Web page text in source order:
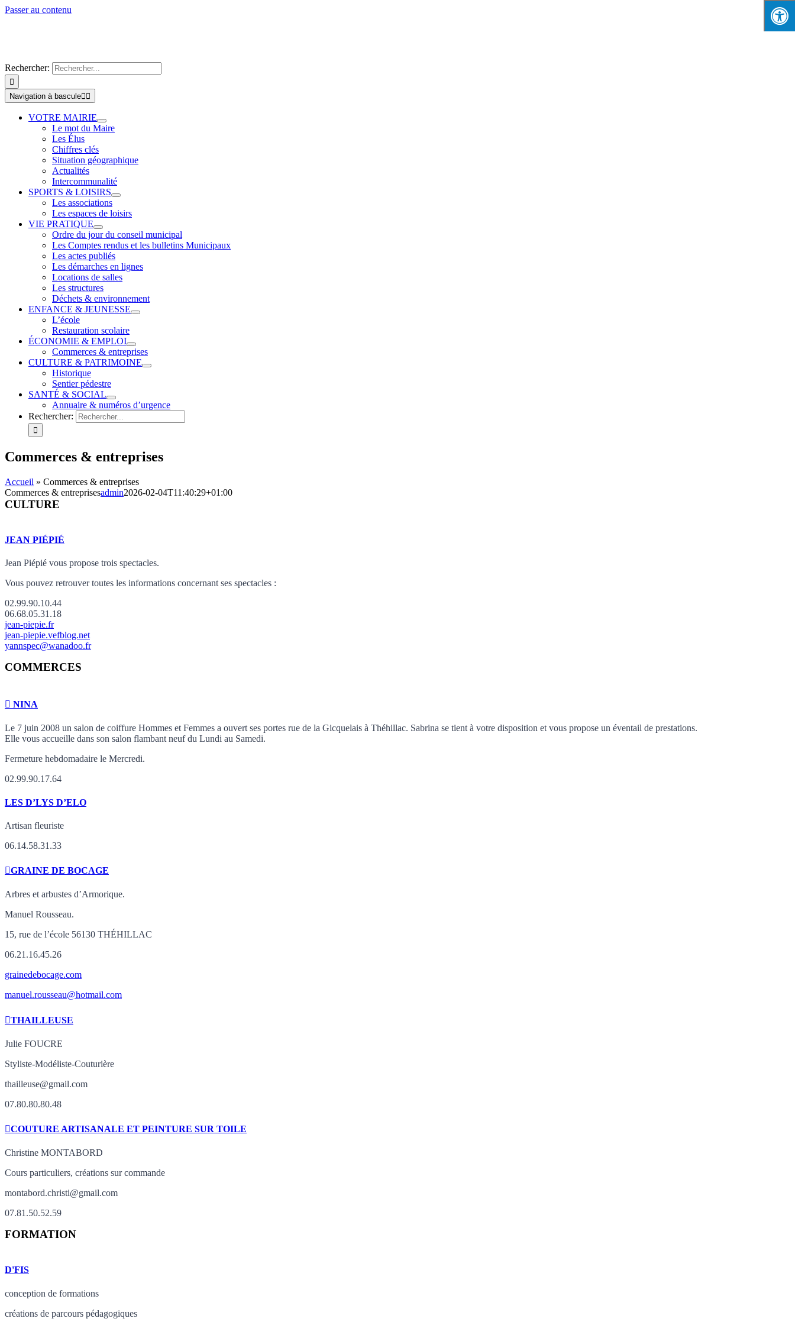
Passer au contenu
Rechercher:
Navigation à bascule
VOTRE MAIRIE
Le mot du Maire
Les Élus
Chiffres clés
Situation géographique
Actualités
Intercommunalité
SPORTS & LOISIRS
Les associations
Les espaces de loisirs
VIE PRATIQUE
Ordre du jour du conseil municipal
Les Comptes rendus et les bulletins Municipaux
Les actes publiés
Les démarches en lignes
Locations de salles
Les structures
Déchets & environnement
ENFANCE & JEUNESSE
L’école
Restauration scolaire
ÉCONOMIE & EMPLOI
Commerces & entreprises
CULTURE & PATRIMOINE
Historique
Sentier pédestre
SANTÉ & SOCIAL
Annuaire & numéros d’urgence
Rechercher:
Commerces & entreprises
Accueil » Commerces & entreprises
Commerces & entreprisesadmin2026-02-04T11:40:29+01:00
CULTURE
JEAN PIÉPIÉ
Jean Piépié vous propose trois spectacles.
Vous pouvez retrouver toutes les informations concernant ses spectacles :
02.99.90.10.44
06.68.05.31.18
jean-piepie.fr
jean-piepie.vefblog.net
yannspec@wanadoo.fr
COMMERCES
NINA
Le 7 juin 2008 un salon de coiffure Hommes et Femmes a ouvert ses portes rue de la Gicquelais à Théhillac. Sabrina se tient à votre disposition et vous propose un éventail de prestations.
Elle vous accueille dans son salon flambant neuf du Lundi au Samedi.
Fermeture hebdomadaire le Mercredi.
02.99.90.17.64
LES D’LYS D’ELO
Artisan fleuriste
06.14.58.31.33
GRAINE DE BOCAGE
Arbres et arbustes d’Armorique.
Manuel Rousseau.
15, rue de l’école 56130 THÉHILLAC
06.21.16.45.26
grainedebocage.com
manuel.rousseau@hotmail.com
THAILLEUSE
Julie FOUCRE
Styliste-Modéliste-Couturière
thailleuse@gmail.com
07.80.80.80.48
COUTURE ARTISANALE ET PEINTURE SUR TOILE
Christine MONTABORD
Cours particuliers, créations sur commande
montabord.christi@gmail.com
07.81.50.52.59
FORMATION
D'FIS
conception de formations
créations de parcours pédagogiques